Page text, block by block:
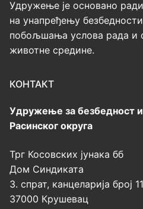
Удружење је основано
на унапређењу
побољшања услова рада и
животне средине.
КОНТАКТ
Удружење за безбедност
Расинског округа
Трг Косовских јунака бб
Дом Синдиката
3. спрат, канцеларија број 11
37000 Крушевац